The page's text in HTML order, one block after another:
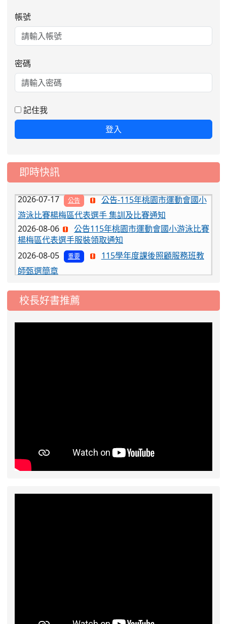
帳號
密碼
記住我
登入
即時快訊
2026-08-06
楊梅區代表選手服裝領取通知
2026-08-05
重要
115學年度課後照顧服務班教
師甄選簡章
2026-08-03
115學年度一、三、五年級常
態編班結果公告
工車輛臨停」一案，請各位用路人留意
2026-07-17
公告-115年桃園市運動會國小
游泳比賽楊梅區代表選手 集訓及比賽通知
2026-08-06
公告115年桃園市運動會國小游泳比賽
楊梅區代表選手服裝領取通知
2026-08-05
重要
115學年度課後照顧服務班教
師甄選簡章
2026-08-03
重要
115學年度一、三、五年級常
2026-07-31
公告
校長好書推薦